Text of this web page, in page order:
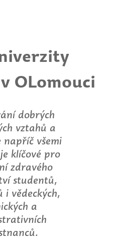
OLomouci
dobrých
vztahů a
napříč všemi
klíčové pro
zdravého
studentů,
i vědeckých,
a